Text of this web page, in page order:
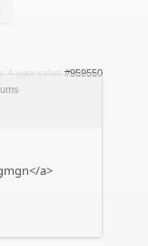
4 uger siden #959550
a>